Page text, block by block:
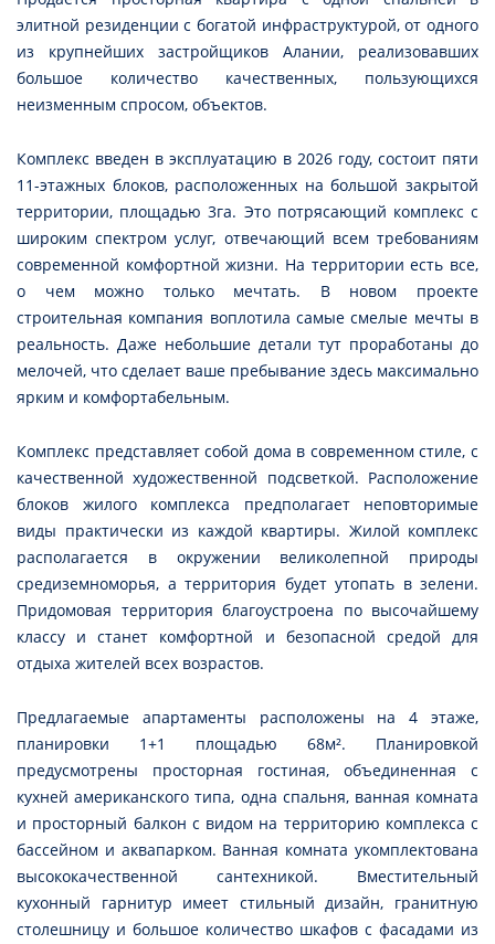
элитной резиденции с богатой инфраструктурой, от одного
из крупнейших застройщиков Алании, реализовавших
большое количество качественных, пользующихся
неизменным спросом, объектов.
Комплекс введен в эксплуатацию в 2026 году, состоит пяти
11-этажных блоков, расположенных на большой закрытой
территории, площадью 3га. Это потрясающий комплекс с
широким спектром услуг, отвечающий всем требованиям
современной комфортной жизни. На территории есть все,
о чем можно только мечтать. В новом проекте
строительная компания воплотила самые смелые мечты в
реальность. Даже небольшие детали тут проработаны до
мелочей, что сделает ваше пребывание здесь максимально
ярким и комфортабельным.
Комплекс представляет собой дома в современном стиле, с
качественной художественной подсветкой. Расположение
блоков жилого комплекса предполагает неповторимые
виды практически из каждой квартиры. Жилой комплекс
располагается в окружении великолепной природы
средиземноморья, а территория будет утопать в зелени.
Придомовая территория благоустроена по высочайшему
классу и станет комфортной и безопасной средой для
отдыха жителей всех возрастов.
Предлагаемые апартаменты расположены на 4 этаже,
планировки 1+1 площадью 68м². Планировкой
предусмотрены просторная гостиная, объединенная с
кухней американского типа, одна спальня, ванная комната
и просторный балкон с видом на территорию комплекса с
бассейном и аквапарком. Ванная комната укомплектована
высококачественной сантехникой. Вместительный
кухонный гарнитур имеет стильный дизайн, гранитную
столешницу и большое количество шкафов с фасадами из